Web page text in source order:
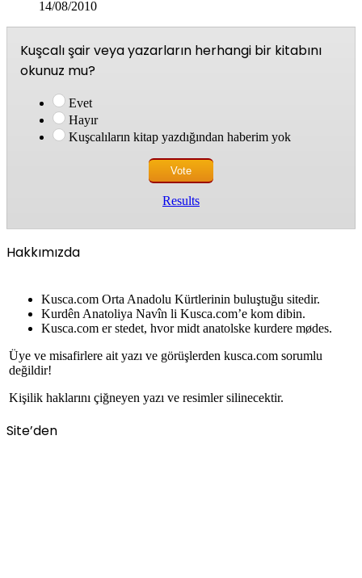
14/08/2010
Kuşcalı şair veya yazarların herhangi bir kitabını
okunuz mu?
Evet
Hayır
Kuşcalıların kitap yazdığından haberim yok
Results
Hakkımızda
Kusca.com Orta Anadolu Kürtlerinin buluştuğu sitedir.
Kurdên Anatoliya Navîn li Kusca.com’e kom dibin.
Kusca.com er stedet, hvor midt anatolske kurdere mødes.
Üye ve misafirlere ait yazı ve görüşlerden kusca.com sorumlu
değildir!
Kişilik haklarını çiğneyen yazı ve resimler silinecektir.
Site’den